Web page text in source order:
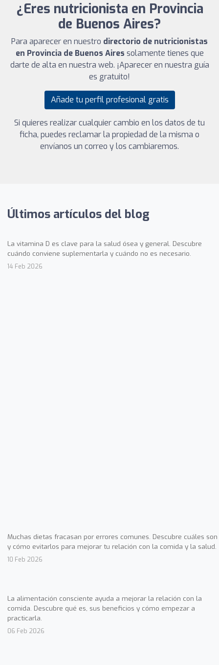
¿Eres nutricionista en Provincia
de Buenos Aires?
Para aparecer en nuestro directorio de nutricionistas
en Provincia de Buenos Aires solamente tienes que
darte de alta en nuestra web. ¡Aparecer en nuestra guía
es gratuito!
Añade tu perfil profesional gratis
Si quieres realizar cualquier cambio en los datos de tu
ficha, puedes reclamar la propiedad de la misma o
envíanos un correo y los cambiaremos.
Últimos artículos del blog
La vitamina D es clave para la salud ósea y general. Descubre
cuándo conviene suplementarla y cuándo no es necesario.
14 Feb 2026
Muchas dietas fracasan por errores comunes. Descubre cuáles son
y cómo evitarlos para mejorar tu relación con la comida y la salud.
10 Feb 2026
La alimentación consciente ayuda a mejorar la relación con la
comida. Descubre qué es, sus beneficios y cómo empezar a
practicarla.
06 Feb 2026